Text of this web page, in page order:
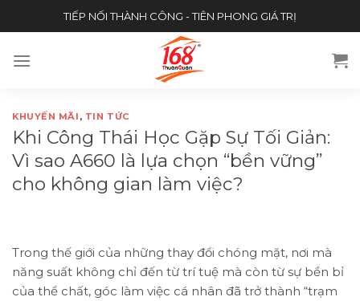
to
TIẾP NỐI THÀNH CÔNG - TIÊN PHONG GIÁ TRỊ
KHUYẾN MÃI , TIN TỨC
Khi Công Thái Học Gặp Sự Tối Giản:
Vì sao A660 là lựa chọn “bền vững”
cho không gian làm việc?
Trong thế giới của những thay đổi chóng mặt, nơi mà
năng suất không chỉ đến từ trí tuệ mà còn từ sự bền bỉ
của thể chất, góc làm việc cá nhân đã trở thành “trạm